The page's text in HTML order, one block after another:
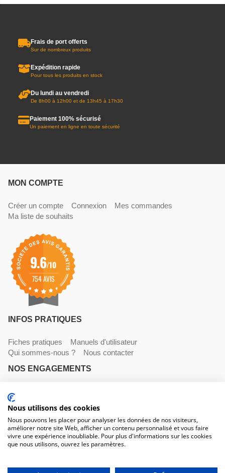
Frais de port offerts
Sur de nombreux produits
Expédition rapide
Pour tous les produits en stock
Du lundi au vendredi
De 8h00 à 12h00 et de 13h45 à 17h30
Paiement 100% sécurisé
Un paiement en ligne en toute sécurité
MON COMPTE
Créer un compte Connexion
Mes commandes
Ma liste de souhaits
9.6/10
754 AVIS
INFOS PRATIQUES
Fiches pratiques
Manuels d'utilisateur
Qui sommes-nous ?
Nous contacter
NOS ENGAGEMENTS
Livraisons
NOS COORDONNÉES
530 avenue du Roucagnier , 34400 Lunel-Viel
04 67 58 38 57
Nous utilisons des cookies
Nous pouvons les placer pour analyser les données de nos visiteurs,
améliorer notre site Web, afficher un contenu personnalisé et vous faire
vivre une expérience inoubliable. Pour plus d'informations sur les cookies
que nous utilisons, ouvrez les paramètres.